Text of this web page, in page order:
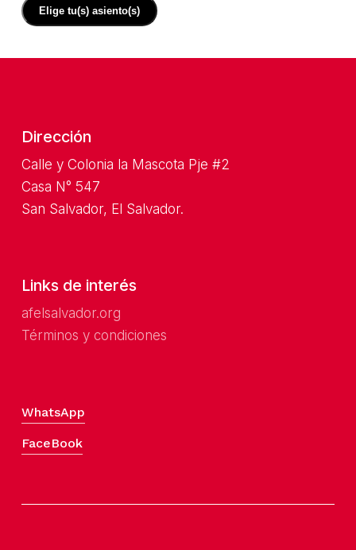
Elige tu(s) asiento(s)
Dirección
Calle y Colonia la Mascota Pje #2
Casa N° 547
San Salvador, El Salvador.
Links de interés
afelsalvador.org
Términos y condiciones
WhatsApp
FaceBook